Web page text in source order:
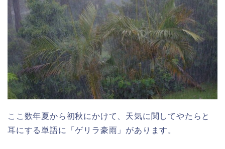
ここ数年夏から初秋にかけて、天気に関してやたらと
耳にする単語に「ゲリラ豪雨」があります。